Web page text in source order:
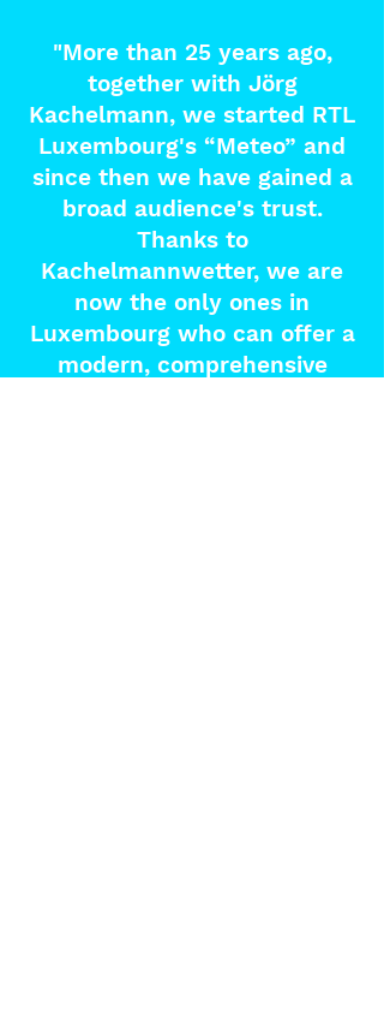
"More than 25 years ago,
together with Jörg
Kachelmann, we started RTL
Luxembourg's “Meteo” and
since then we have gained a
broad audience's trust.
Thanks to
Kachelmannwetter, we are
now the only ones in
Luxembourg who can offer a
modern, comprehensive